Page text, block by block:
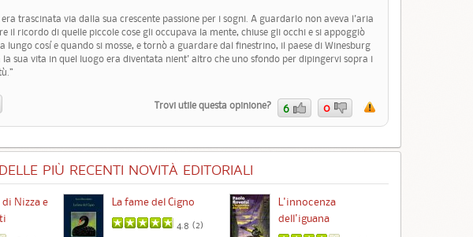
trascinata via dalla sua crescente passione per i sogni. A guardarlo non aveva l'aria
il ricordo di quelle piccole cose gli occupava la mente, chiuse gli occhi e si appoggiò
lungo cosí e quando si mosse, e tornò a guardare dal finestrino, il paese di Winesburg
sua vita in quel luogo era diventata nient' altro che uno sfondo per dipingervi sopra i
Trovi utile questa opinione? 6 0
PIÙ RECENTI NOVITÀ EDITORIALI
Nizza e
La fame del Cigno
4.8 (2)
L'innocenza
dell'iguana